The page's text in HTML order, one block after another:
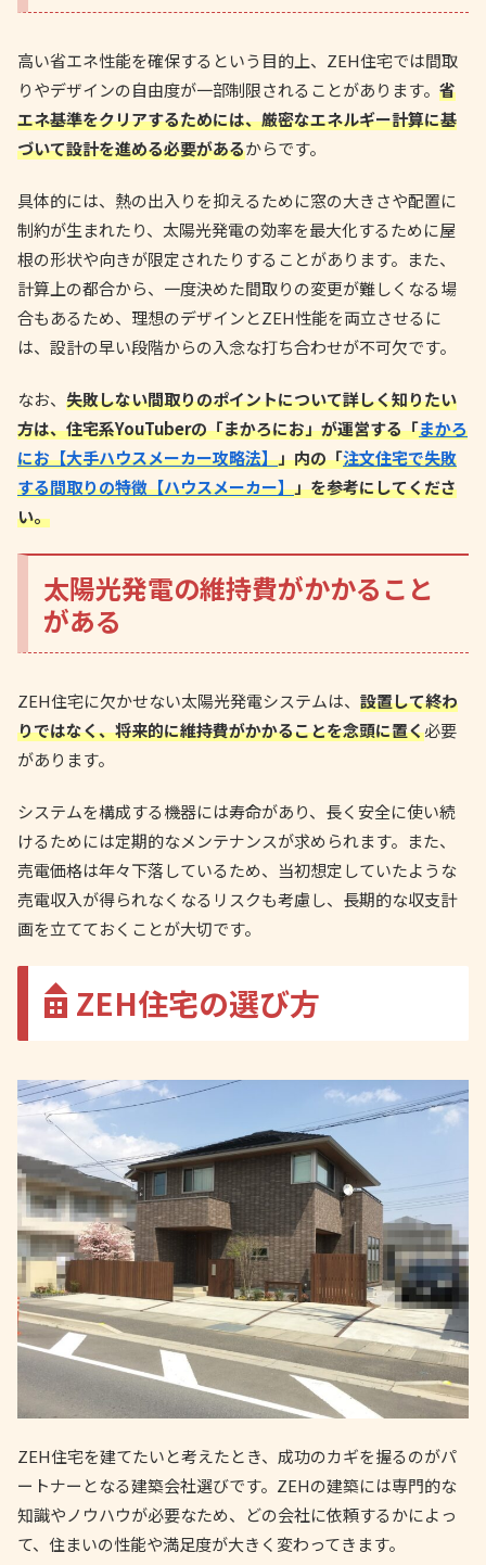
高い省エネ性能を確保するという目的上、ZEH住宅では間取
りやデザインの自由度が一部制限されることがあります。 省
エネ基準をクリアするためには、厳密なエネルギー計算に基
づいて設計を進める必要があるからです。
具体的には、熱の出入りを抑えるために窓の大きさや配置に
制約が生まれたり、太陽光発電の効率を最大化するために屋
根の形状や向きが限定されたりすることがあります。また、
計算上の都合から、一度決めた間取りの変更が難しくなる場
合もあるため、理想のデザインとZEH性能を両立させるに
は、設計の早い段階からの入念な打ち合わせが不可欠です。
なお、 失敗しない間取りのポイントについて詳しく知りたい
方は、住宅系YouTuberの「まかろにお」が運営する「まかろ
にお【大手ハウスメーカー攻略法】」内の「注文住宅で失敗
する間取りの特徴【ハウスメーカー】」を参考にしてくださ
い。
太陽光発電の維持費がかかること
がある
ZEH住宅に欠かせない太陽光発電システムは、 設置して終わ
りではなく、将来的に維持費がかかることを念頭に置く必要
があります。
システムを構成する機器には寿命があり、長く安全に使い続
けるためには定期的なメンテナンスが求められます。また、
売電価格は年々下落しているため、当初想定していたような
売電収入が得られなくなるリスクも考慮し、長期的な収支計
画を立てておくことが大切です。
ZEH住宅の選び方
ZEH住宅を建てたいと考えたとき、成功のカギを握るのがパ
ートナーとなる建築会社選びです。ZEHの建築には専門的な
知識やノウハウが必要なため、どの会社に依頼するかによっ
て、住まいの性能や満足度が大きく変わってきます。